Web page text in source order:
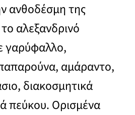
ανθοδέσμη της
αλεξανδρινό
γαρύφαλλο,
αμάραντο,
διακοσμητικά
πεύκου. Ορισμένα